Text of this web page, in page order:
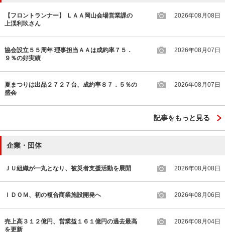
【フロントランナー】 ＬＡＡ岡山会場営業課の
上渓利玖さん
2026年08月08日
協会設立５５周年 理事担当ＡＡは成約率７５．
９％の好実績
2026年08月07日
夏まつりは出品２７２７台、成約率８７．５％の
盛会
2026年08月07日
記事をもっと見る
企業・団体
ＪＵ組織が一丸となり、被災者支援活動を展開 2026年08月08日
ＩＤＯＭ、初の複合商業施設開発へ 2026年08月06日
売上高３１２億円、営業益１６１億円の過去最高
を更新
2026年08月04日